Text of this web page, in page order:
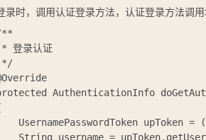
录时，调用认证登录方法，认证登录方法调
登录认证
AuthenticationInfo